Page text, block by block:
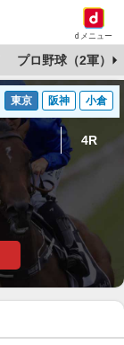
dメニュー
プロ野球（2軍）
東京 阪神 小倉
4R